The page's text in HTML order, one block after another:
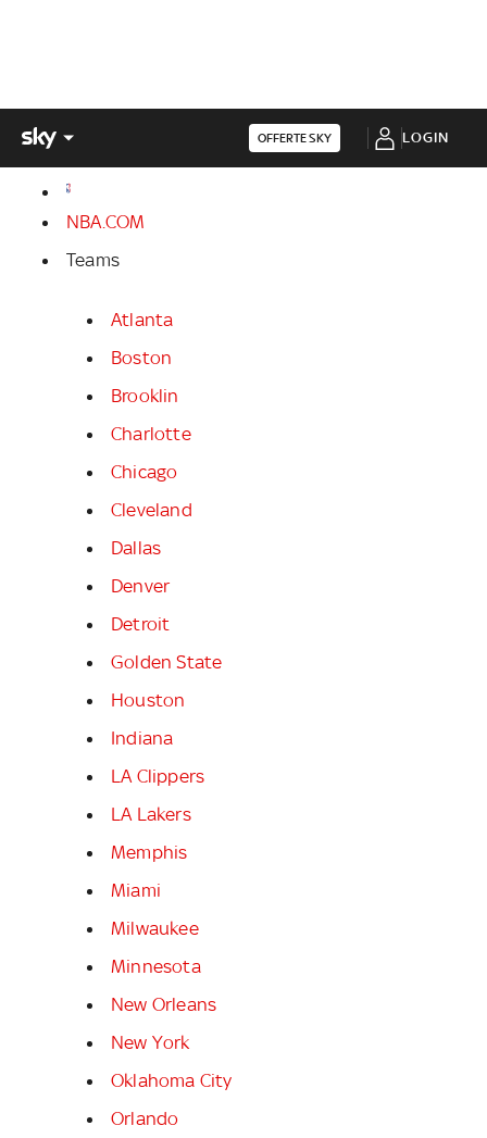
OFFERTE SKY LOGIN
NBA.COM
Teams
Atlanta
Boston
Brooklin
Charlotte
Chicago
Cleveland
Dallas
Denver
Detroit
Golden State
Houston
Indiana
LA Clippers
LA Lakers
Memphis
Miami
Milwaukee
Minnesota
New Orleans
New York
Oklahoma City
Orlando